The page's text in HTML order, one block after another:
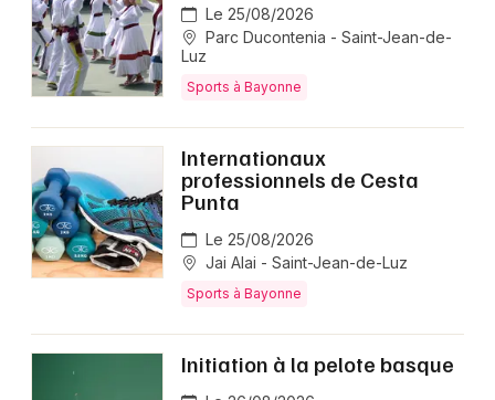
Le 25/08/2026
Parc Ducontenia - Saint-Jean-de-
Luz
Sports à Bayonne
Internationaux
professionnels de Cesta
Punta
Le 25/08/2026
Jai Alai - Saint-Jean-de-Luz
Sports à Bayonne
Initiation à la pelote basque